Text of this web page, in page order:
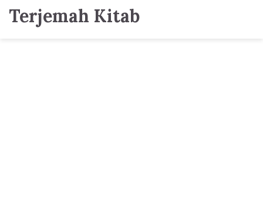
Terjemah Kitab